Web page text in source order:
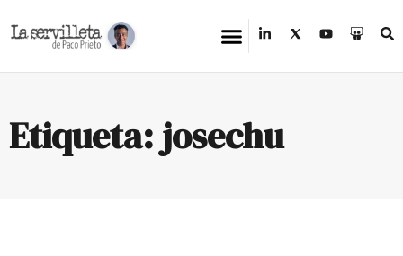
Etiqueta: josechu